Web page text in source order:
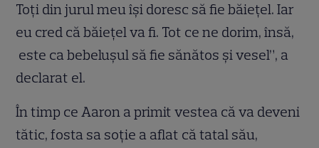
Toţi din jurul meu îşi doresc să fie băieţel. Iar
eu cred că băieţel va fi. Tot ce ne dorim, însă,
este ca bebeluşul să fie sănătos şi vesel”, a
declarat el.
În timp ce Aaron a primit vestea că va deveni
tătic, fosta sa soţie a aflat că tatal său,